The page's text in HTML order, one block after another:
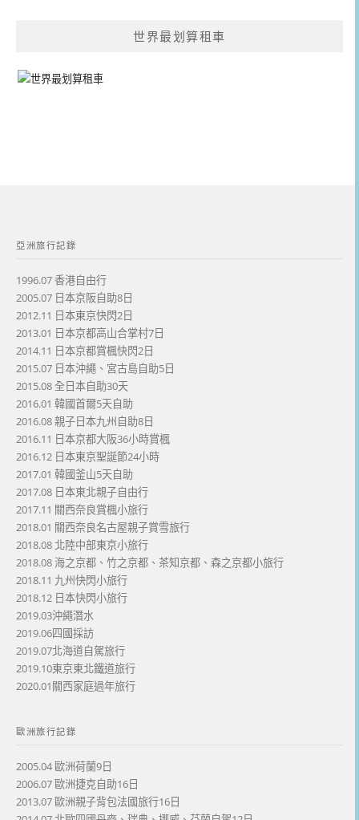
世界最划算租車
亞洲旅行記錄
1996.07 香港自由行
2005.07 日本京阪自助8日
2012.11 日本東京快閃2日
2013.01 日本京都高山合掌村7日
2014.11 日本京都賞楓快閃2日
2015.07 日本沖繩、宮古島自助5日
2015.08 全日本自助30天
2016.01 韓國首爾5天自助
2016.08 親子日本九州自助8日
2016.11 日本京都大阪36小時賞楓
2016.12 日本東京聖誕節24小時
2017.01 韓國釜山5天自助
2017.08 日本東北親子自由行
2017.11 關西奈良賞楓小旅行
2018.01 關西奈良名古屋親子賞雪旅行
2018.08 北陸中部東京小旅行
2018.08 海之京都、竹之京都、茶知京都、森之京都小旅行
2018.11 九州快閃小旅行
2018.12 日本快閃小旅行
2019.03沖繩潛水
2019.06四國採訪
2019.07北海道自駕旅行
2019.10東京東北鐵道旅行
2020.01關西家庭過年旅行
歐洲旅行記錄
2005.04 歐洲荷蘭9日
2006.07 歐洲捷克自助16日
2013.07 歐洲親子背包法國旅行16日